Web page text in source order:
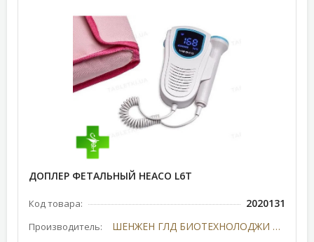
ДОПЛЕР ФЕТАЛЬНЫЙ HEACO L6T
Код товара: 2020131
Производитель: ШЕНЖЕН ГЛД БИОТЕХНОЛОДЖИ ЛТД КИТАЙ